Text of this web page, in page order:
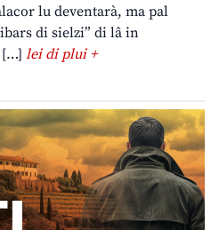
lu deventarà, ma pal
di sielzi” di lâ in
[…] lei di plui +